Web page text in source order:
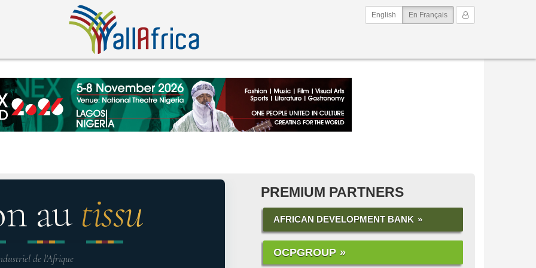
Mon Compte
English En Français(current)
au tissu
de l'Afrique
PREMIUM PARTNERS
AFRICAN DEVELOPMENT BANK
OCPGROUP